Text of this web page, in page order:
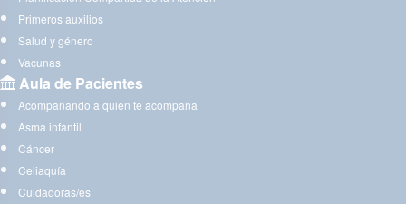
Primeros auxilios
Salud y género
Vacunas
Aula de Pacientes
Acompañando a quien te acompaña
Asma infantil
Cáncer
Celiaquía
Cuidadoras/es